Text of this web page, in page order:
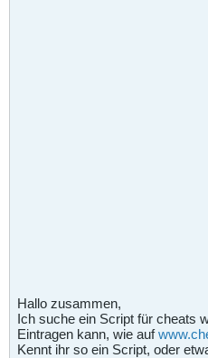
Hallo zusammen,
Ich suche ein Script für cheats
Eintragen kann, wie auf
Kennt ihr so ein Script, oder